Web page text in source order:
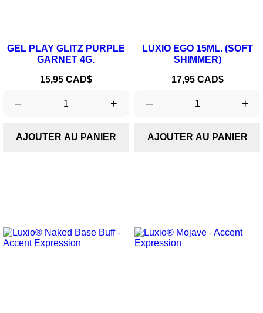
GEL PLAY GLITZ PURPLE
GARNET 4G.
Prix
15,95 CAD$
– +
AJOUTER AU PANIER
LUXIO EGO 15ML. (SOFT
SHIMMER)
Prix
17,95 CAD$
– +
AJOUTER AU PANIER